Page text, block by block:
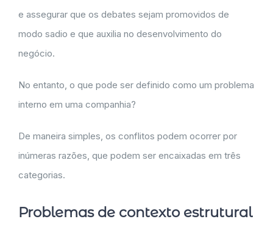
e assegurar que os debates sejam promovidos de
modo sadio e que auxilia no desenvolvimento do
negócio.
No entanto, o que pode ser definido como um problema
interno em uma companhia?
De maneira simples, os conflitos podem ocorrer por
inúmeras razões, que podem ser encaixadas em três
categorias.
Problemas de contexto estrutural